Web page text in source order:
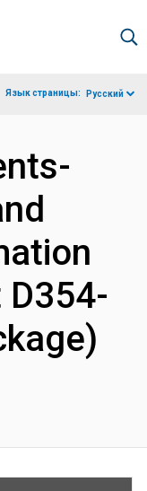
Язык страницы: Русский